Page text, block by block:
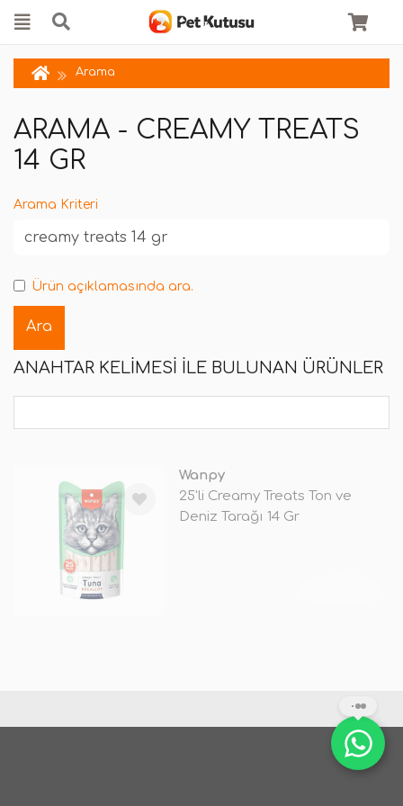
Arama
ARAMA - CREAMY TREATS
14 GR
Arama Kriteri
Ürün açıklamasında ara.
ANAHTAR KELIMESI ILE BULUNAN ÜRÜNLER
Wanpy
25'li Creamy Treats Ton ve
Deniz Tarağı 14 Gr